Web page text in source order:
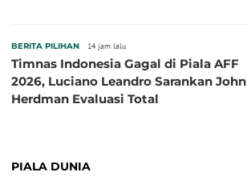
BERITA PILIHAN 14 jam lalu
Timnas Indonesia Gagal di Piala AFF
2026, Luciano Leandro Sarankan John
Herdman Evaluasi Total
PIALA DUNIA